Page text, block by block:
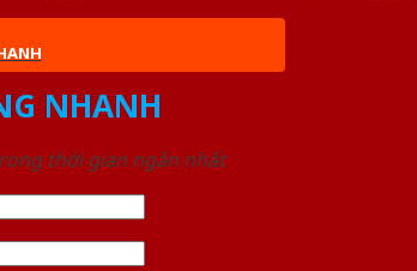
NHANH
thời gian ngắn nhất